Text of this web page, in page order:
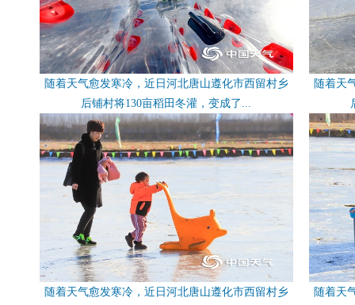
随着天气愈发寒冷，近日河北唐山遵化市西留村乡
后铺村将130亩稻田冬灌，变成了...
随着天
随着天气愈发寒冷，近日河北唐山遵化市西留村乡
随着天